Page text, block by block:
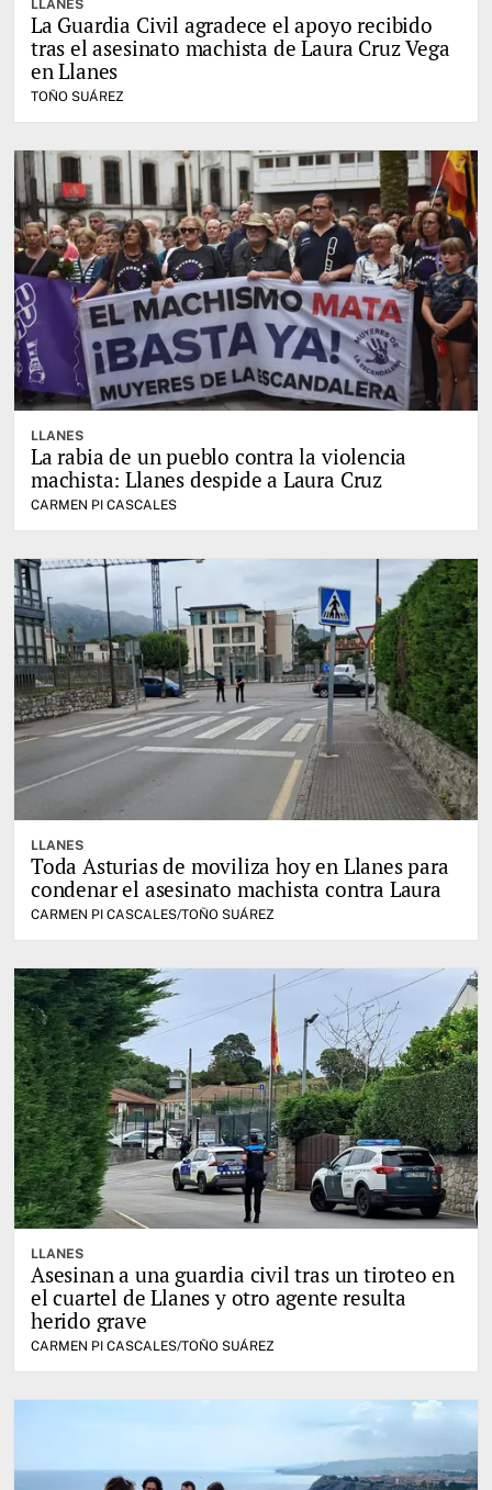
LLANES
La Guardia Civil agradece el apoyo recibido
tras el asesinato machista de Laura Cruz Vega
en Llanes
TOÑO SUÁREZ
LLANES
La rabia de un pueblo contra la violencia
machista: Llanes despide a Laura Cruz
CARMEN PI CASCALES
LLANES
Toda Asturias de moviliza hoy en Llanes para
condenar el asesinato machista contra Laura
CARMEN PI CASCALES/TOÑO SUÁREZ
LLANES
Asesinan a una guardia civil tras un tiroteo en
el cuartel de Llanes y otro agente resulta
herido grave
CARMEN PI CASCALES/TOÑO SUÁREZ